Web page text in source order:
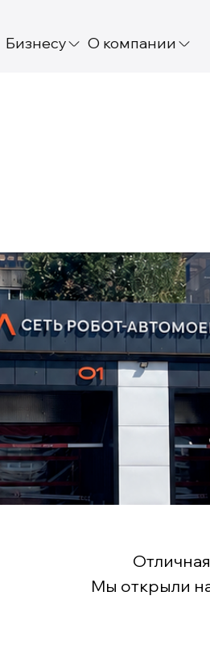
Бизнесу О компании
Мы открыли